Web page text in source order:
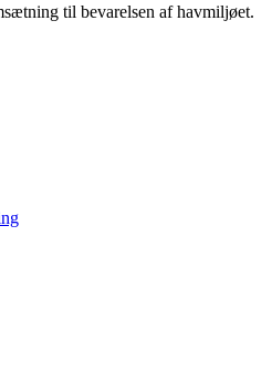
til bevarelsen af havmiljøet.